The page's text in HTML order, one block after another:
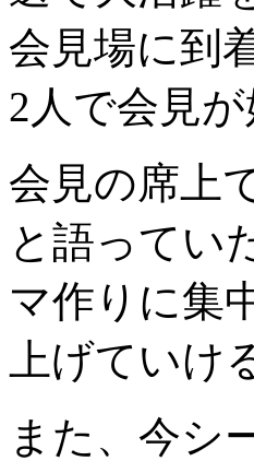
会見場に到
2人で会見が
会見の席上
と語ってい
マ作りに集
上げていけ
また、今シ